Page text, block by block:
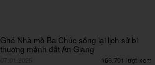
Ghé Nhà mồ Ba Chúc sống lại lịch sử bi
thương mảnh đất An Giang
07.01.2025 166,701 lượt xem